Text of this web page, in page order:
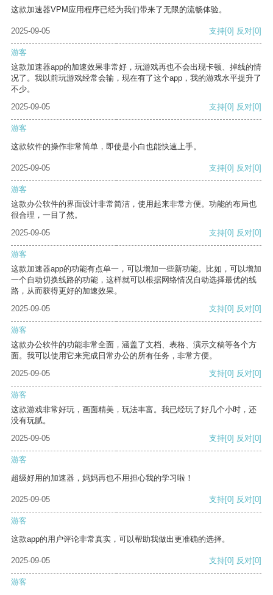
这款加速器VPM应用程序已经为我们带来了无限的流畅体验。
2025-09-05 支持[0] 反对[0]
游客
这款加速器app的加速效果非常好，玩游戏再也不会出现卡顿、掉线的情
况了。我以前玩游戏经常会输，现在有了这个app，我的游戏水平提升了
不少。
2025-09-05
支持[0] 反对[0]
游客
这款软件的操作非常简单，即使是小白也能快速上手。
2025-09-05 支持[0] 反对[0]
游客
这款办公软件的界面设计非常简洁，使用起来非常方便。功能的布局也
很合理，一目了然。
2025-09-05
支持[0] 反对[0]
游客
这款加速器app的功能有点单一，可以增加一些新功能。比如，可以增加
一个自动切换线路的功能，这样就可以根据网络情况自动选择最优的线
路，从而获得更好的加速效果。
2025-09-05
支持[0] 反对[0]
游客
这款办公软件的功能非常全面，涵盖了文档、表格、演示文稿等各个方
面。我可以使用它来完成日常办公的所有任务，非常方便。
2025-09-05
支持[0] 反对[0]
游客
这款游戏非常好玩，画面精美，玩法丰富。我已经玩了好几个小时，还
没有玩腻。
2025-09-05
支持[0] 反对[0]
游客
超级好用的加速器，妈妈再也不用担心我的学习啦！
2025-09-05 支持[0] 反对[0]
游客
这款app的用户评论非常真实，可以帮助我做出更准确的选择。
2025-09-05 支持[0] 反对[0]
游客